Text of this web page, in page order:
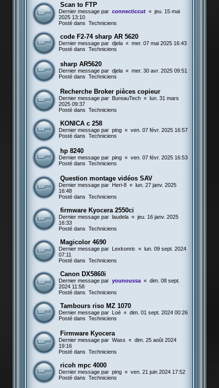
Scan to FTP
Dernier message par connecticcut « jeu. 15 mai
2025 13:10
Posté dans Techniciens
code F2-74 sharp AR 5620
Dernier message par djela « mer. 07 mai 2025 16:43
Posté dans Techniciens
sharp AR5620
Dernier message par djela « mer. 30 avr. 2025 09:51
Posté dans Techniciens
Recherche Broker pièces copieur
Dernier message par BureauTech « lun. 31 mars
2025 09:37
Posté dans Techniciens
KONICA c 258
Dernier message par ping « ven. 07 févr. 2025 16:57
Posté dans Techniciens
hp 8240
Dernier message par ping « ven. 07 févr. 2025 16:53
Posté dans Techniciens
Question montage vidéos SAV
Dernier message par Heri-8 « lun. 27 janv. 2025
16:48
Posté dans Techniciens
firmware Kyocera 2550ci
Dernier message par laudela « jeu. 16 janv. 2025
16:33
Posté dans Techniciens
Magicolor 4690
Dernier message par Lexkonric « lun. 09 sept. 2024
07:11
Posté dans Techniciens
Canon DX5860i
Dernier message par younoussa « dim. 08 sept.
2024 11:58
Posté dans Techniciens
Tambours riso MZ 1070
Dernier message par Loé « dim. 01 sept. 2024 00:26
Posté dans Techniciens
Firmware Kyocera
Dernier message par Wass « dim. 25 août 2024
19:16
Posté dans Techniciens
ricoh mpc 4000
Dernier message par ping « ven. 21 juin 2024 17:52
Posté dans Techniciens